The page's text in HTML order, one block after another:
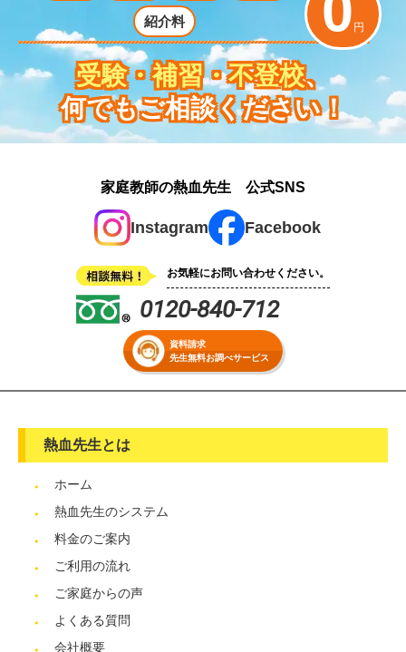
紹介料 円
受験・補習・不登校、
何でもご相談ください！
家庭教師の熱血先生 公式SNS
Instagram Facebook
お気軽にお問い合わせください。
0120-840-712
資料請求
先生無料お調べサービス
熱血先生とは
ホーム
熱血先生のシステム
料金のご案内
ご利用の流れ
ご家庭からの声
よくある質問
会社概要